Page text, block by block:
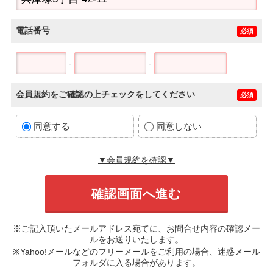
電話番号 必須
- -
会員規約をご確認の上チェックをしてください 必須
同意する 同意しない
▼会員規約を確認▼
※ご記入頂いたメールアドレス宛てに、お問合せ内容の確認メー
ルをお送りいたします。
※Yahoo!メールなどのフリーメールをご利用の場合、迷惑メール
フォルダに入る場合があります。